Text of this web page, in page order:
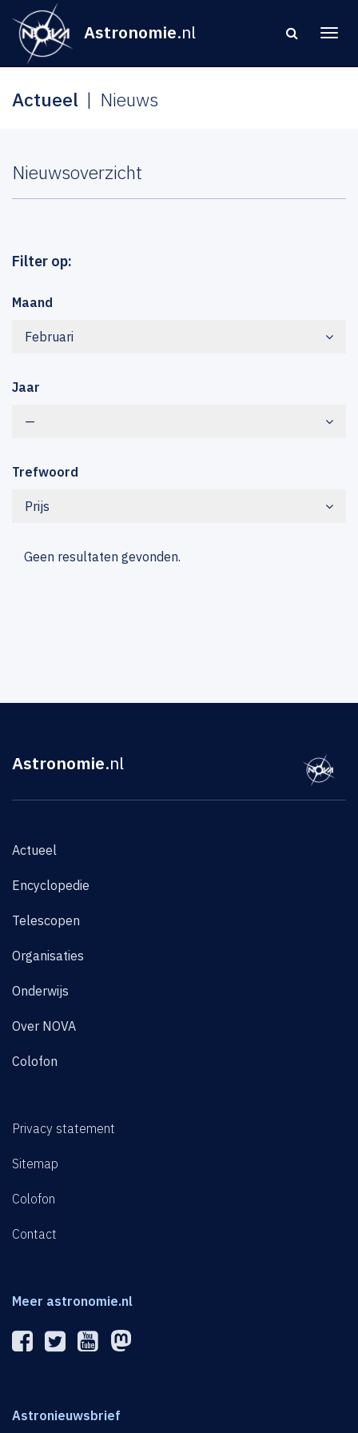
Astronomie.nl
Actueel Nieuws
Nieuwsoverzicht
Filter op:
Maand
Februari
Jaar
—
Trefwoord
Prijs
Geen resultaten gevonden.
Astronomie.nl
Actueel
Encyclopedie
Telescopen
Organisaties
Onderwijs
Over NOVA
Colofon
Privacy statement
Sitemap
Colofon
Contact
Meer astronomie.nl
Astronieuwsbrief